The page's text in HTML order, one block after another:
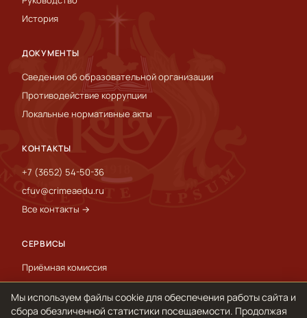
История
ДОКУМЕНТЫ
Сведения об образовательной организации
Противодействие коррупции
Локальные нормативные акты
КОНТАКТЫ
+7 (3652) 54-50-36
cfuv@crimeaedu.ru
Все контакты →
СЕРВИСЫ
Приёмная комиссия
Пресс-служба
International
Мы используем файлы cookie для обеспечения работы сайта и
сбора обезличенной статистики посещаемости. Продолжая